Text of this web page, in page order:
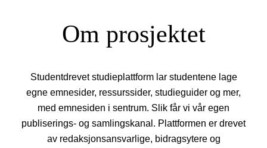
Om prosjektet
Studentdrevet studieplattform lar studentene lage
egne emnesider, ressurssider, studieguider og mer,
med emnesiden i sentrum. Slik får vi vår egen
publiserings- og samlingskanal. Plattformen er drevet
av redaksjonsansvarlige, bidragsytere og